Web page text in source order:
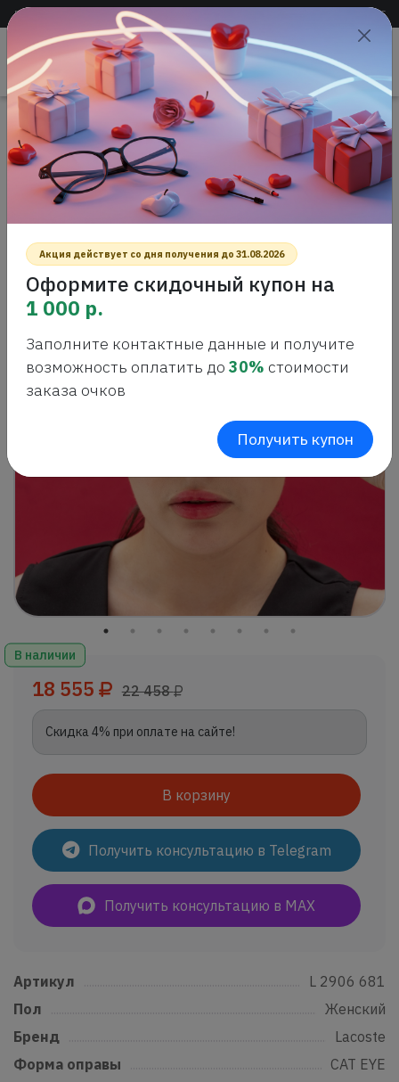
Доставка по всей России +7 (383) 288-54-55
САЛОН ОПТИКИ
Проверить
зрение
Главная Интернет-магазин оптики
Оправы для очков
Lacoste L 2906 681 Оправа для очков
LACOSTE L 2906 681 ОПРАВА ДЛЯ
ОЧКОВ
В наличии
18 555 22 458
Скидка 4% при оплате на сайте!
В корзину
Получить консультацию в Telegram
Получить консультацию в MAX
Артикул
L 2906 681
Пол
Женский
Бренд
Lacoste
Форма оправы
CAT EYE
Акция действует со дня получения до 31.08.2026
Оформите скидочный купон на
1 000 р.
Заполните контактные данные и получите
возможность оплатить до 30% стоимости
заказа очков
Получить купон